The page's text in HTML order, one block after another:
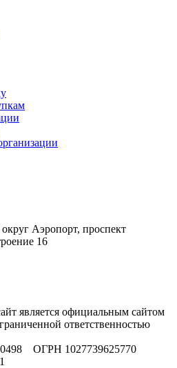
Аэропорт, проспект
16
является официальным сайтом
ответственностью
ОГРН 1027739625770